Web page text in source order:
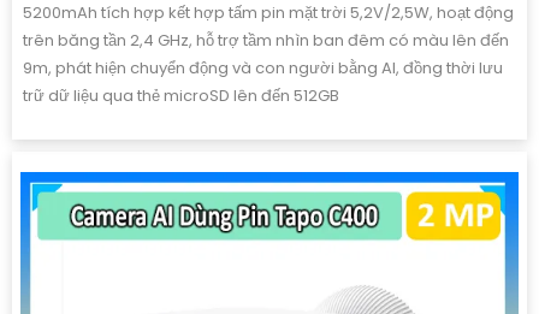
5200mAh tích hợp kết hợp tấm pin mặt trời 5,2V/2,5W, hoạt động
trên băng tần 2,4 GHz, hỗ trợ tầm nhìn ban đêm có màu lên đến
9m, phát hiện chuyển động và con người bằng AI, đồng thời lưu
trữ dữ liệu qua thẻ microSD lên đến 512GB